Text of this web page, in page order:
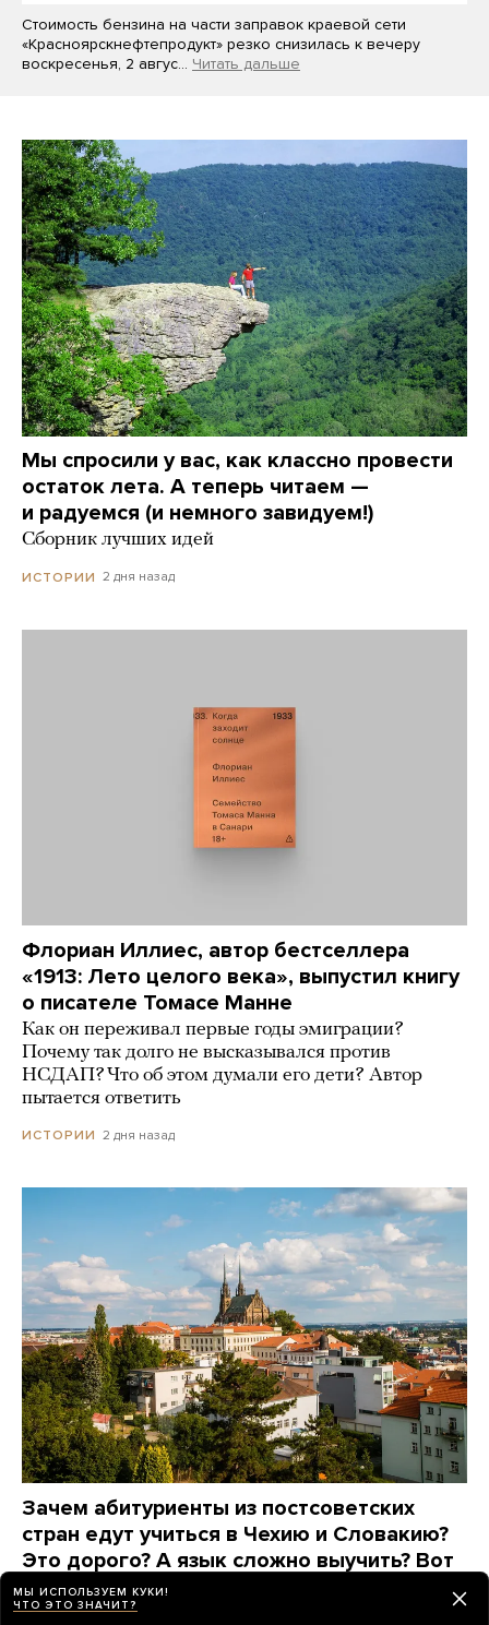
Стоимость бензина на части заправок краевой сети
«Красноярскнефтепродукт» резко снизилась к вечеру
воскресенья, 2 авгус… Читать дальше
Мы спросили у вас, как классно провести
остаток лета. А теперь читаем —
и радуемся (и немного завидуем!)
Сборник лучших идей
ИСТОРИИ 2 дня назад
Флориан Иллиес, автор бестселлера
«1913: Лето целого века», выпустил книгу
о писателе Томасе Манне
Как он переживал первые годы эмиграции?
Почему так долго не высказывался против
НСДАП? Что об этом думали его дети? Автор
пытается ответить
ИСТОРИИ 2 дня назад
Зачем абитуриенты из постсоветских
стран едут учиться в Чехию и Словакию?
Это дорого? А язык сложно выучить? Вот
что говорят они сами
МЫ ИСПОЛЬЗУЕМ КУКИ!
ЧТО ЭТО ЗНАЧИТ?